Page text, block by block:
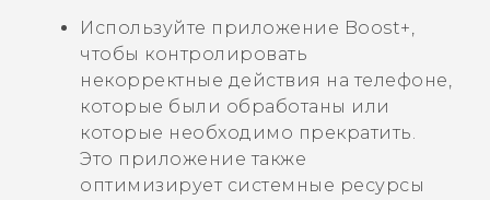
Используйте приложение Boost+,
чтобы контролировать
некорректные действия на телефоне,
которые были обработаны или
которые необходимо прекратить.
Это приложение также
оптимизирует системные ресурсы